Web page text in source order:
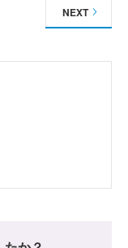
NEXT